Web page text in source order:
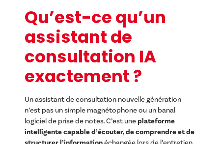
Qu’est-ce qu’un
assistant de
consultation IA
exactement ?
Un assistant de consultation nouvelle génération
n’est pas un simple magnétophone ou un banal
logiciel de prise de notes. C’est uneplateforme
intelligente capable d’écouter, de comprendre et de